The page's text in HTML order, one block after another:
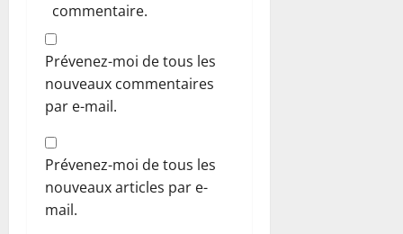
commentaire.
Prévenez-moi de tous les
nouveaux commentaires
par e-mail.
Prévenez-moi de tous les
nouveaux articles par e-
mail.